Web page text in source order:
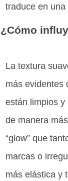
traduce en
¿Cómo
La textura
más evidentes
están limpios
de manera
“glow” que
marcas o
más elástica y